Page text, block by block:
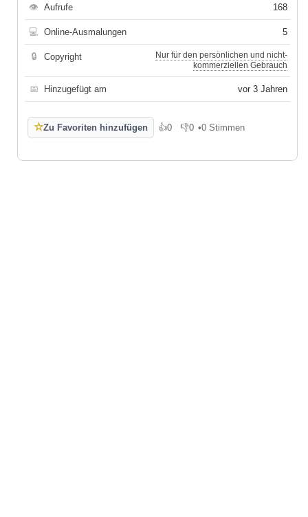
👁 Aufrufe 168
💻 Online-Ausmalungen 5
🔒 Copyright
Nur für den persönlichen und nicht-
kommerziellen Gebrauch
📅 Hinzugefügt am vor 3 Jahren
☆Zu Favoriten hinzufügen 👍0
Gefällt mir
👎0
Gefällt mir nicht
•0 Stimmen